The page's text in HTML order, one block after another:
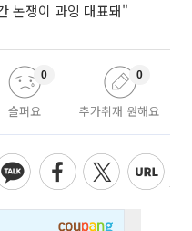
논쟁이 과잉 대표돼"
슬퍼요
0
추가취재 원해요
0